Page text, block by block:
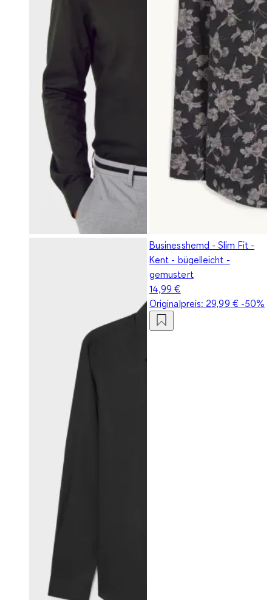
Businesshemd - Slim Fit -
Kent - bügelleicht -
gemustert
14,99 €
Originalpreis: 29,99 €-50%